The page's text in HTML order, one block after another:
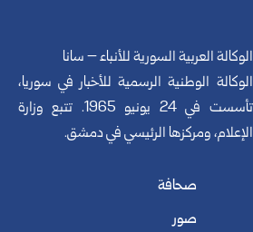
الوكالة العربية السورية للأنباء – سانا
الوكالة الوطنية الرسمية للأخبار في سوريا،
تأسست في 24 يونيو 1965. تتبع وزارة
الإعلام، ومركزها الرئيسي في دمشق.
صحافة
صور